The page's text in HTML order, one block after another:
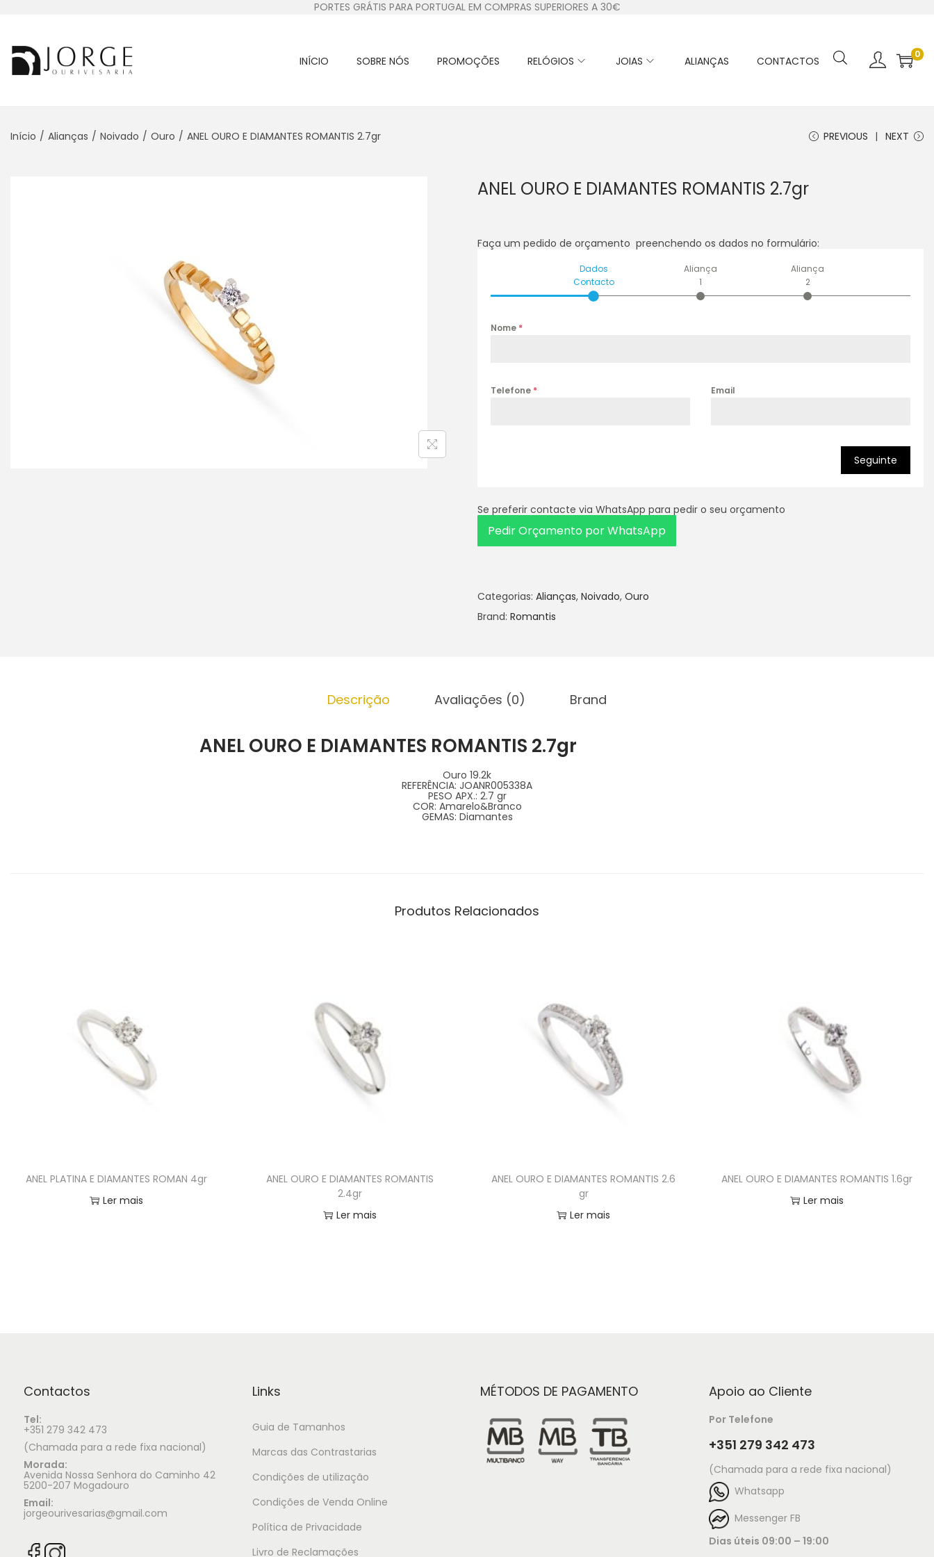
PORTES GRÁTIS PARA PORTUGAL EM COMPRAS SUPERIORES A 30€
INÍCIO SOBRE NÓS PROMOÇÕES RELÓGIOS JOIAS ALIANÇAS CONTACTOS 0
Início / Alianças / Noivado / Ouro / ANEL OURO E DIAMANTES ROMANTIS 2.7gr PREVIOUS NEXT
ANEL OURO E DIAMANTES ROMANTIS 2.7gr
Faça um pedido de orçamento preenchendo os dados no formulário:
Dados
Contacto
Aliança
1
Aliança
2
Nome *
Telefone * Email
Seguinte
Se preferir contacte via WhatsApp para pedir o seu orçamento
Pedir Orçamento por WhatsApp
Categorias: Alianças, Noivado, Ouro
Brand: Romantis
Descrição Avaliações (0) Brand
ANEL OURO E DIAMANTES ROMANTIS 2.7gr
Ouro 19.2k
REFERÊNCIA: JOANR005338A
PESO APX.: 2.7 gr
COR: Amarelo&Branco
GEMAS: Diamantes
Produtos Relacionados
ANEL PLATINA E DIAMANTES ROMAN 4gr
Ler mais
ANEL OURO E DIAMANTES ROMANTIS
2.4gr
Ler mais
ANEL OURO E DIAMANTES ROMANTIS 2.6
gr
Ler mais
ANEL OURO E DIAMANTES ROMANTIS 1.6gr
Ler mais
Contactos
Tel:
+351 279 342 473
(Chamada para a rede fixa nacional)
Morada:
Avenida Nossa Senhora do Caminho 42
5200-207 Mogadouro
Email:
jorgeourivesarias@gmail.com
Links
Guia de Tamanhos
Marcas das Contrastarias
Condições de utilização
Condições de Venda Online
Política de Privacidade
Livro de Reclamações
MÉTODOS DE PAGAMENTO Apoio ao Cliente
Por Telefone
+351 279 342 473
(Chamada para a rede fixa nacional)
Whatsapp
Messenger FB
Dias úteis 09:00 – 19:00